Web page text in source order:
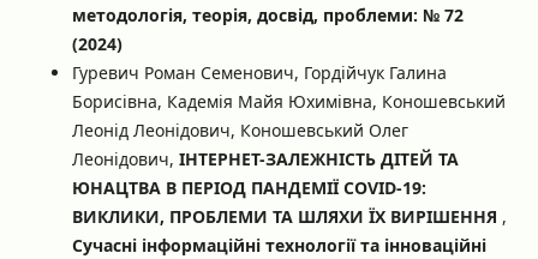
методологія, теорія, досвід, проблеми: № 72
(2024)
Гуревич Роман Семенович, Гордійчук Галина
Борисівна, Кадемія Майя Юхимівна, Коношевський
Леонід Леонідович, Коношевський Олег
Леонідович, ІНТЕРНЕТ-ЗАЛЕЖНІСТЬ ДІТЕЙ ТА
ЮНАЦТВА В ПЕРІОД ПАНДЕМІЇ COVID-19:
ВИКЛИКИ, ПРОБЛЕМИ ТА ШЛЯХИ ЇХ ВИРІШЕННЯ ,
Сучасні інформаційні технології та інноваційні